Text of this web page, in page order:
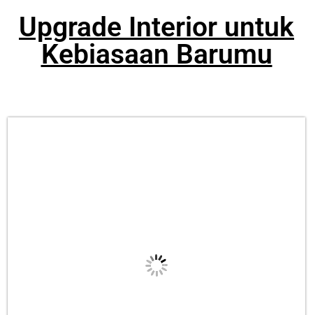
Upgrade Interior untuk
Kebiasaan Barumu